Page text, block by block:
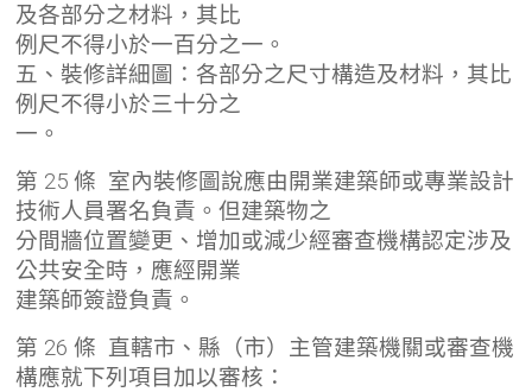
及各部分之材料，其比
例尺不得小於一百分之一。
五、裝修詳細圖：各部分之尺寸構造及材料，其比
例尺不得小於三十分之
一。
第 25 條 室內裝修圖說應由開業建築師或專業設計
技術人員署名負責。但建築物之
分間牆位置變更、增加或減少經審查機構認定涉及
公共安全時，應經開業
建築師簽證負責。
第 26 條 直轄市、縣（市）主管建築機關或審查機
構應就下列項目加以審核：